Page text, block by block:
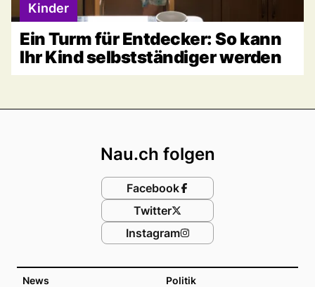
Kinder
Ein Turm für Entdecker: So kann
Ihr Kind selbstständiger werden
News Politik
Nau.ch folgen
Facebook
Twitter
Instagram